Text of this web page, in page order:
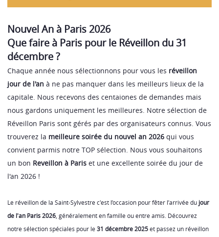
Nouvel An à Paris 2026
Que faire à Paris pour le Réveillon du 31
décembre ?
Chaque année nous sélectionnons pour vous les réveillon
jour de l'an à ne pas manquer dans les meilleurs lieux de la
capitale. Nous recevons des centaiones de demandes mais
nous gardons uniquement les meilleures. Notre sélection de
Réveillon Paris sont gérés par des organisateurs connus. Vous
trouverez la meilleure soirée du nouvel an 2026 qui vous
convient parmis notre TOP sélection. Nous vous souhaitons
un bon Reveillon à Paris et une excellente soirée du jour de
l'an 2026 !
Le réveillon de la Saint-Sylvestre c'est l’occasion pour fêter l’arrivée du jour
de l'an Paris 2026 , généralement en famille ou entre amis. Découvrez
notre sélection spéciales pour le 31 décembre 2025et passez un réveillon